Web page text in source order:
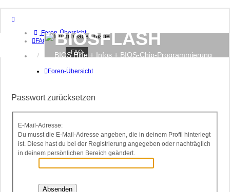
Foren-Übersicht
FAQ
Anmelden
BIOSFLASH
BIOS Hilfe + Infos + BIOS-Chip-Programmierung
FAQ
Foren-Übersicht
Passwort zurücksetzen
E-Mail-Adresse:
Du musst die E-Mail-Adresse angeben, die in deinem Profil hinterlegt
ist. Diese hast du bei der Registrierung angegeben oder nachträglich
in deinem persönlichen Bereich geändert.